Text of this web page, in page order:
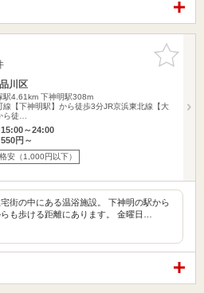
お気に入
りに追加
川区
駅4.61km 下神明駅308m
線【下神明駅】から徒歩3分JR京浜東北線【大
ら徒…
～24:00
円～
格安（1,000円以下）
街の中にある温浴施設。 下神明の駅から
も歩ける距離にあります。 金曜日…